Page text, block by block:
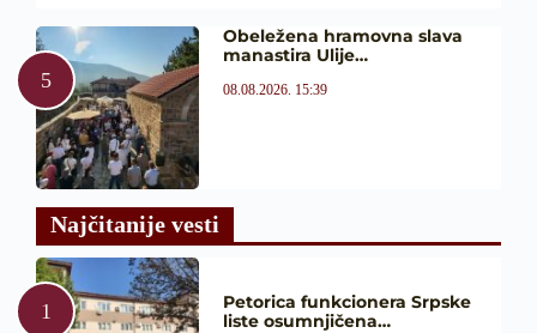
Obeležena hramovna slava
manastira Ulije…
08.08.2026. 15:39
Najčitanije vesti
Petorica funkcionera Srpske
liste osumnjičena…